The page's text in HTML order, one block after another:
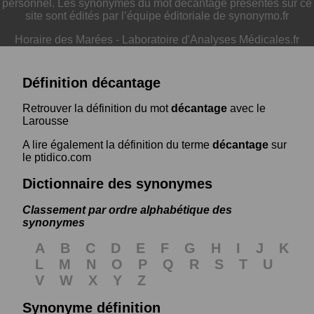
personnel. Les synonymes du mot décantage présentés sur ce
site sont édités par l’équipe éditoriale de synonymo.fr
Horaire des Marées - Laboratoire d'Analyses Médicales.fr
Définition décantage
Retrouver la définition du motdécantage avec le
Larousse
A lire également la définition du terme décantage sur
le ptidico.com
Dictionnaire des synonymes
Classement par ordre alphabétique des
synonymes
A B C D E F G H I J
K
L
M N O P Q R S T
U
V
W X Y
Z
Synonyme définition